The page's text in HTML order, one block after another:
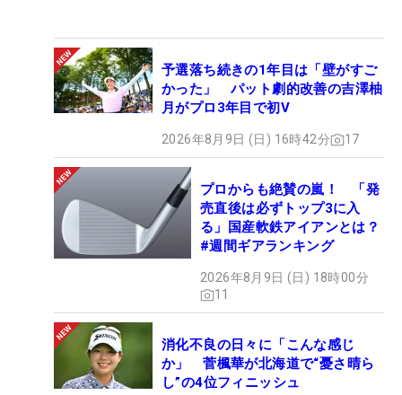
予選落ち続きの1年目は「壁がすご
かった」 パット劇的改善の吉澤柚
月がプロ3年目で初V
2026年8月9日 (日) 16時42分 17
プロからも絶賛の嵐！ 「発
売直後は必ずトップ3に入
る」国産軟鉄アイアンとは？
#週間ギアランキング
2026年8月9日 (日) 18時00分
11
消化不良の日々に「こんな感じ
か」 菅楓華が北海道で“憂さ晴ら
し”の4位フィニッシュ